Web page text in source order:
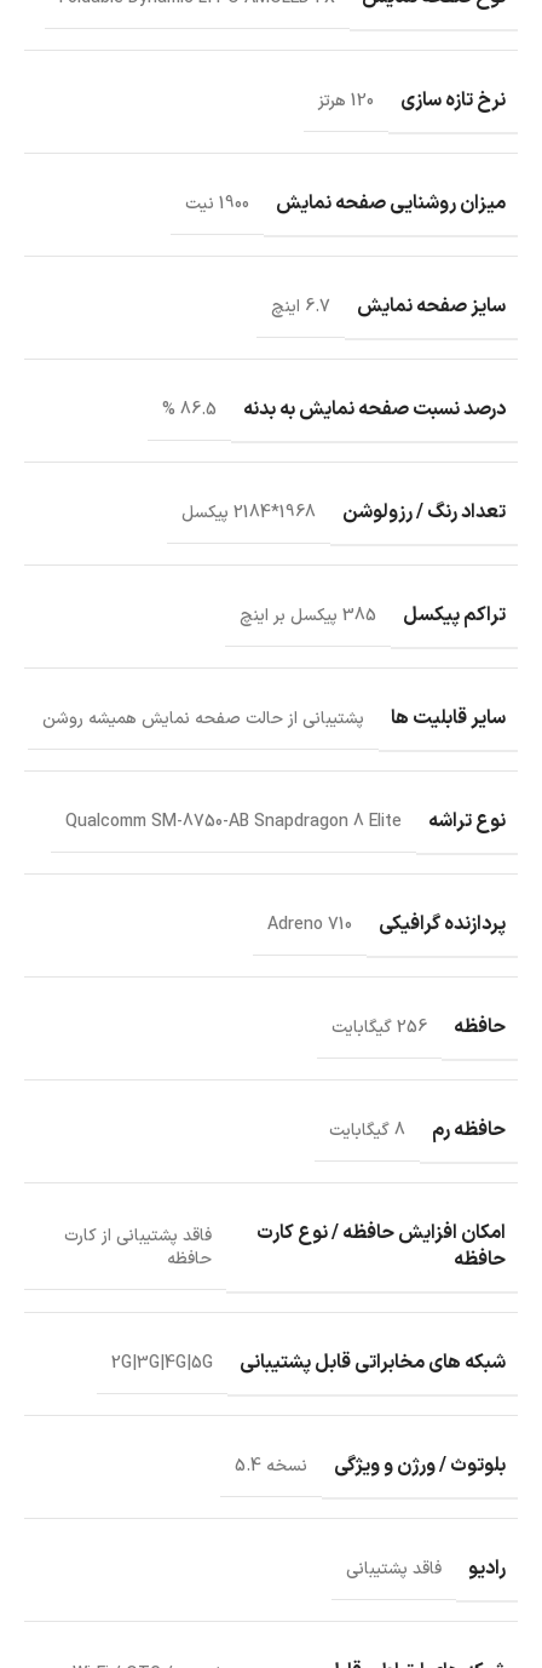
نرخ تازه‌ سازی 120 هرتز
میزان روشنایی صفحه نمایش 1900 نیت
سایز صفحه نمایش 6.7 اینچ
درصد نسبت صفحه نمایش به بدنه 86.5 %
تعداد رنگ / رزولوشن 1968*2184 پیکسل
تراکم پیکسل 385 پیکسل بر اینچ
سایر قابلیت ها پشتیبانی از حالت صفحه نمایش همیشه روشن
نوع تراشه Qualcomm SM-8750-AB Snapdragon 8 Elite
پردازنده گرافیکی Adreno 710
حافظه 256 گیگابایت
حافظه رم 8 گیگابایت
امکان افزایش حافظه / نوع کارت
حافظه
فاقد پشتیبانی از کارت
حافظه
شبکه‌ های مخابراتی قابل پشتیبانی 2G|3G|4G|5G
بلوتوث / ورژن و ویژگی نسخه 5.4
رادیو فاقد پشتیبانی